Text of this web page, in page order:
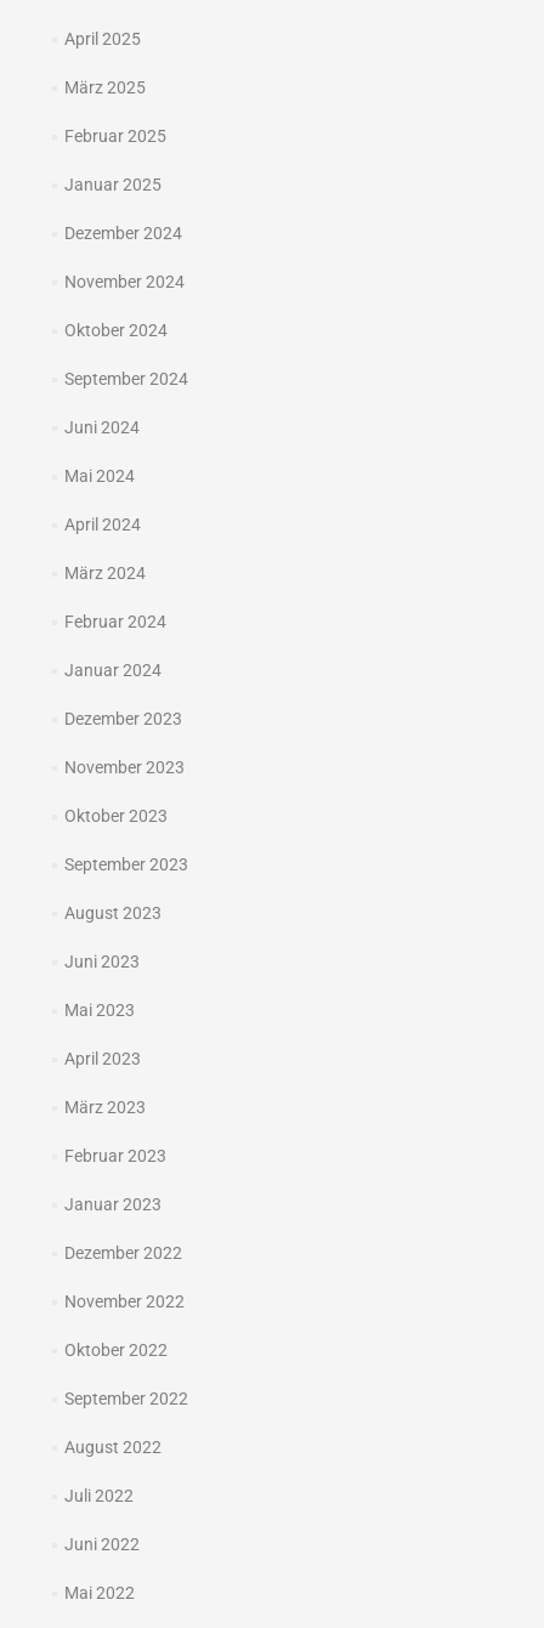
April 2025
März 2025
Februar 2025
Januar 2025
Dezember 2024
November 2024
Oktober 2024
September 2024
Juni 2024
Mai 2024
April 2024
März 2024
Februar 2024
Januar 2024
Dezember 2023
November 2023
Oktober 2023
September 2023
August 2023
Juni 2023
Mai 2023
April 2023
März 2023
Februar 2023
Januar 2023
Dezember 2022
November 2022
Oktober 2022
September 2022
August 2022
Juli 2022
Juni 2022
Mai 2022